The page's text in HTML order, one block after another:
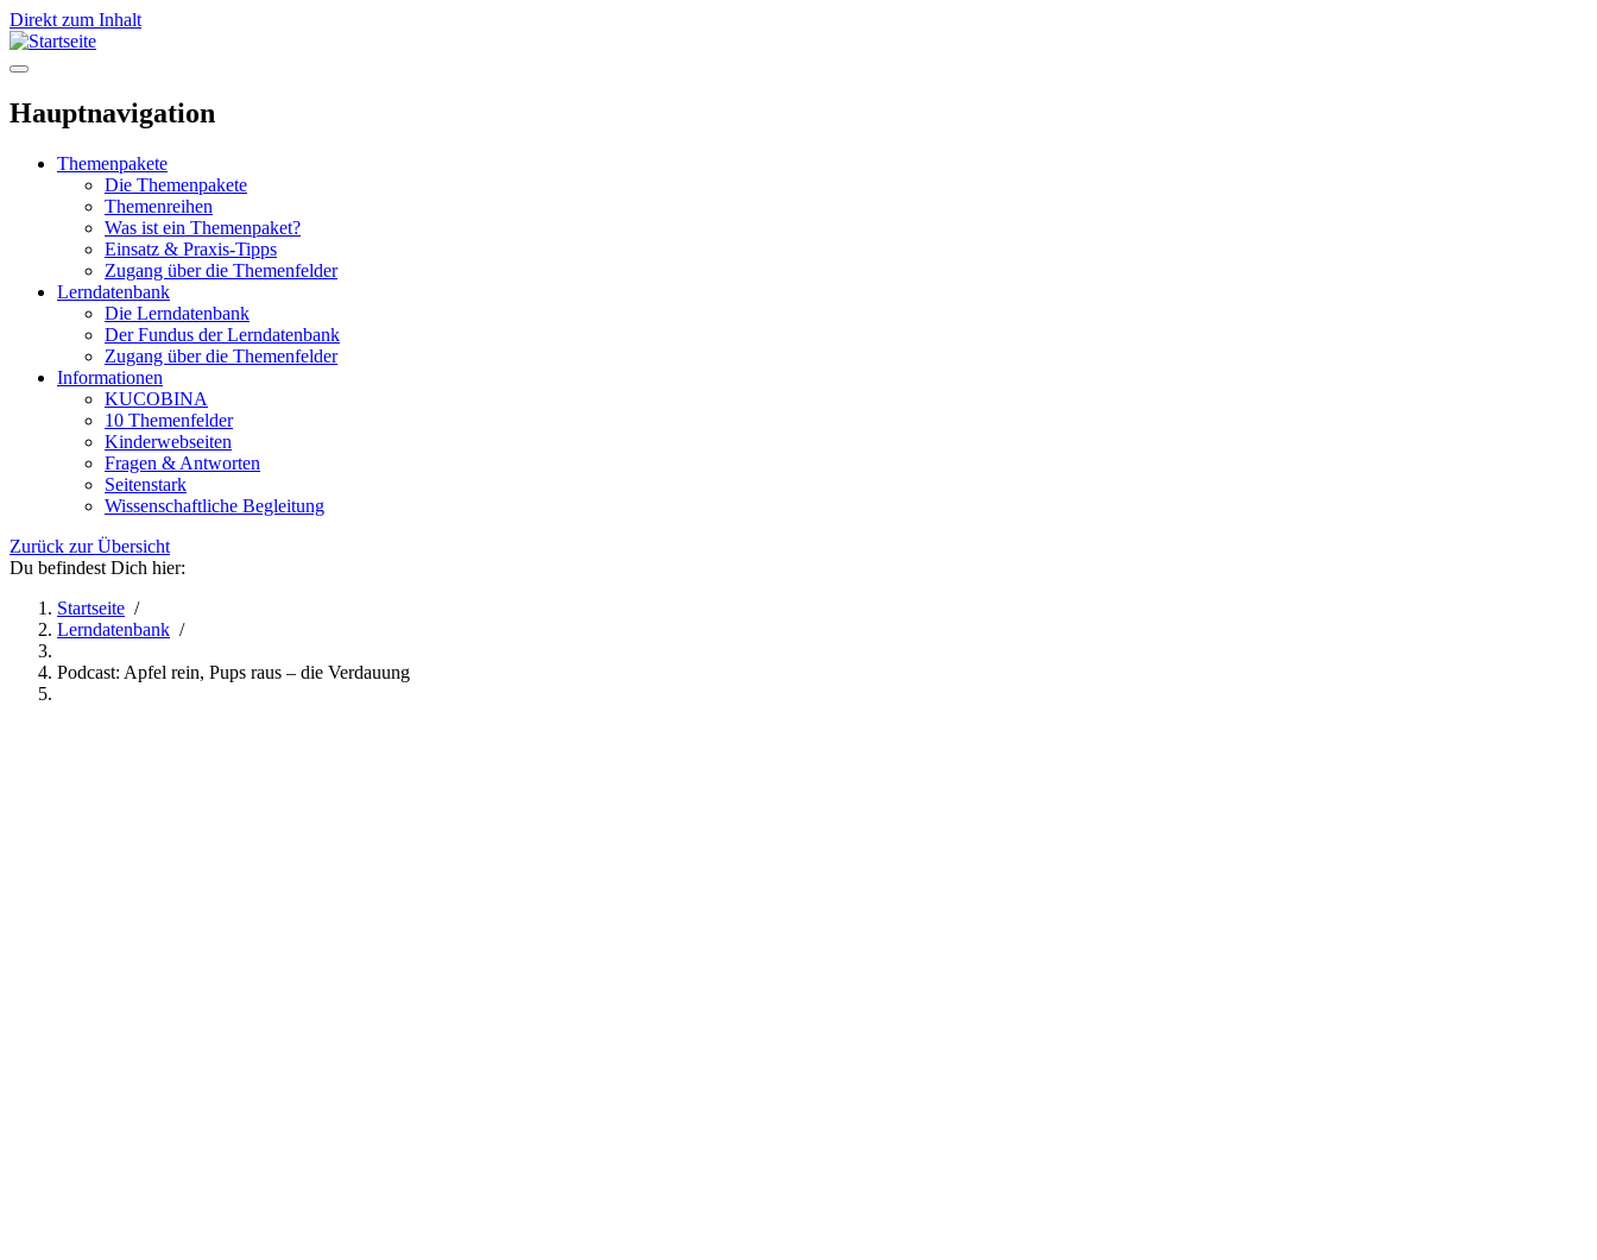
Direkt zum Inhalt
Hauptnavigation
Themenpakete
Die Themenpakete
Themenreihen
Was ist ein Themenpaket?
Einsatz & Praxis-Tipps
Zugang über die Themenfelder
Lerndatenbank
Die Lerndatenbank
Der Fundus der Lerndatenbank
Zugang über die Themenfelder
Informationen
KUCOBINA
10 Themenfelder
Kinderwebseiten
Fragen & Antworten
Seitenstark
Wissenschaftliche Begleitung
Zurück zur Übersicht
Du befindest Dich hier:
Startseite /
Lerndatenbank /
Podcast: Apfel rein, Pups raus – die Verdauung